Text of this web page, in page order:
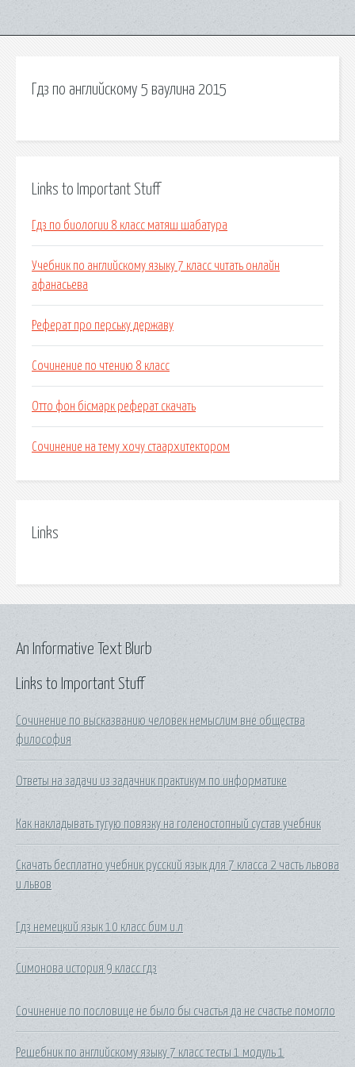
Гдз по английскому 5 ваулина 2015
Links to Important Stuff
Гдз по биологии 8 класс матяш шабатура
Учебник по английскому языку 7 класс читать онлайн
афанасьева
Реферат про перську державу
Сочинение по чтению 8 класс
Отто фон бісмарк реферат скачать
Сочинение на тему хочу стаархитектором
Links
Links to Important Stuff
Сочинение по высказванию человек немыслим вне общества
философия
Ответы на задачи из задачник практикум по информатике
Как накладывать тугую повязку на голеностопный сустав учебник
Скачать бесплатно учебник русский язык для 7 класса 2 часть львова
и львов
Гдз немецкий язык 10 класс бим и.л
Симонова история 9 класс гдз
Сочинение по пословице не было бы счастья да не счастье помогло
Решебник по английскому языку 7 класс тесты 1 модуль 1
An Informative Text Blurb